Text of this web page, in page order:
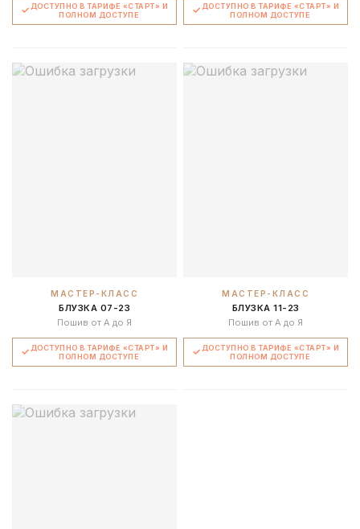
ДОСТУПНО В ТАРИФЕ «СТАРТ» И
ПОЛНОМ ДОСТУПЕ
ДОСТУПНО В ТАРИФЕ «СТАРТ» И
ПОЛНОМ ДОСТУПЕ
МАСТЕР-КЛАСС
БЛУЗКА 07-23
Пошив от А до Я
ДОСТУПНО В ТАРИФЕ «СТАРТ» И
ПОЛНОМ ДОСТУПЕ
МАСТЕР-КЛАСС
БЛУЗКА 11-23
Пошив от А до Я
ДОСТУПНО В ТАРИФЕ «СТАРТ» И
ПОЛНОМ ДОСТУПЕ